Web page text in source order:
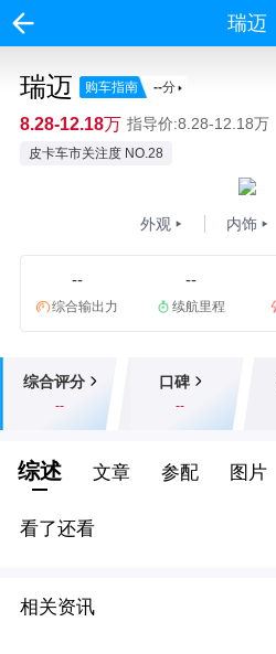
瑞迈
瑞迈 购车指南 --分
8.28-12.18万 指导价:8.28-12.18万
皮卡车市关注度 NO.28
外观 内饰
--
综合输出力
--
续航里程
综合评分
--
口碑
--
综述 文章 参配 图片
看了还看
相关资讯